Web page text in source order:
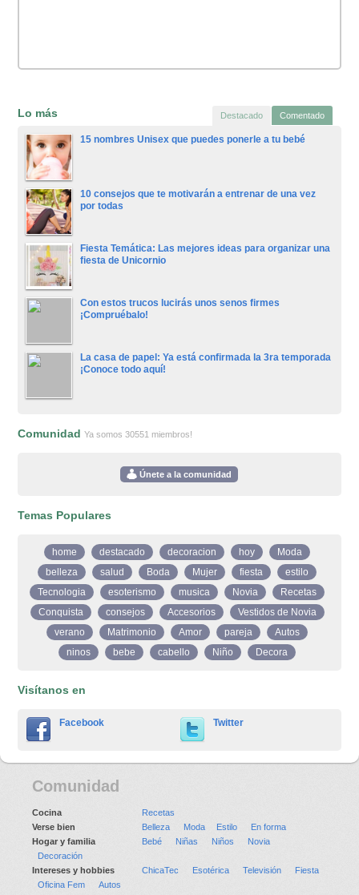
Lo más Destacado Comentado
15 nombres Unisex que puedes ponerle a tu bebé
10 consejos que te motivarán a entrenar de una vez
por todas
Fiesta Temática: Las mejores ideas para organizar una
fiesta de Unicornio
Con estos trucos lucirás unos senos firmes
¡Compruébalo!
La casa de papel: Ya está confirmada la 3ra temporada
¡Conoce todo aquí!
ComunidadYa somos 30551 miembros!
Únete a la comunidad
Temas Populares
home destacado decoracion hoy
Moda
belleza
salud Boda Mujer fiesta
estilo
Tecnologia
esoterismo musica Novia
Recetas
Conquista
consejos Accesorios
Vestidos de Novia
verano
Matrimonio Amor pareja
Autos
ninos
bebe cabello Niño Decora
Visítanos en
Facebook Twitter
Comunidad
Cocina
Recetas
Verse bien
Belleza Moda Estilo
En forma
Hogar y familia
Bebé Niñas Niños
Novia
Decoración
Intereses y hobbies
ChicaTec Esotérica Televisión
Fiesta
Oficina Fem
Autos